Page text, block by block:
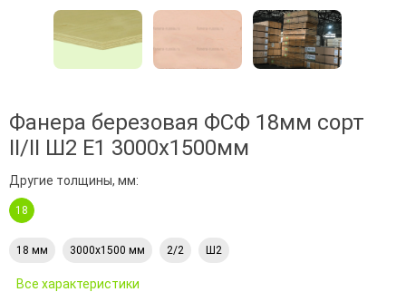
Фанера березовая ФСФ 18мм сорт
II/II Ш2 Е1 3000х1500мм
Другие толщины, мм:
18
18 мм 3000х1500 мм 2/2 Ш2
Все характеристики